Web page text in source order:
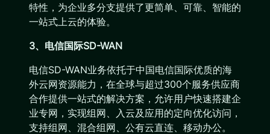
特性，为企业多分支提供了更简单、可靠、智能的
一站式上云的体验。
3、电信国际SD-WAN
电信SD-WAN业务依托于中国电信国际优质的海
外云网资源能力，在全球与超过300个服务供应商
合作提供一站式的解决方案，允许用户快速搭建企
业专网，实现组网、入云及应用的定向优化访问，
支持组网、混合组网、公有云直连、移动办公。